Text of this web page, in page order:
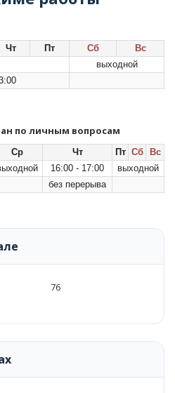
Чт Пт Сб
Вс
выходной
по личным вопросам
Ср Чт Пт Сб
Вс
16:00 - 17:00
выходной
без перерыва
76